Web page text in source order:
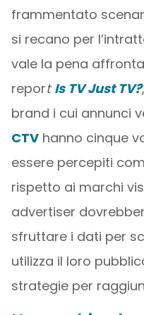
frammentato
si recano per
vale la pena
reportIs TV Just TV?
brand i cui annunci
CTVhanno cinque
essere percepiti
rispetto ai marchi
advertiser
sfruttare i dati per
utilizza il loro
strategie per